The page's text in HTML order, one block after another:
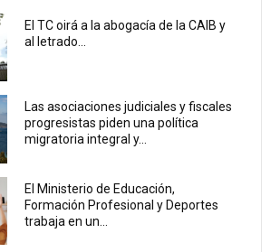
El TC oirá a la abogacía de la CAIB y
al letrado...
Las asociaciones judiciales y fiscales
progresistas piden una política
migratoria integral y...
El Ministerio de Educación,
Formación Profesional y Deportes
trabaja en un...